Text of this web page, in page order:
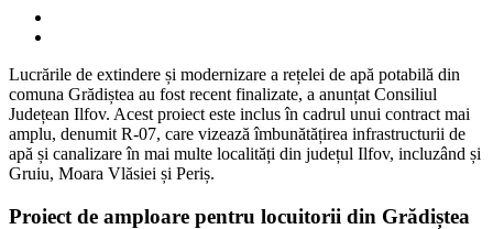
Lucrările de extindere și modernizare a rețelei de apă potabilă din
comuna Grădiștea au fost recent finalizate, a anunțat Consiliul
Județean Ilfov. Acest proiect este inclus în cadrul unui contract mai
amplu, denumit R-07, care vizează îmbunătățirea infrastructurii de
apă și canalizare în mai multe localități din județul Ilfov, incluzând și
Gruiu, Moara Vlăsiei și Periș.
Proiect de amploare pentru locuitorii din Grădiștea